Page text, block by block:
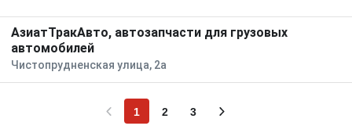
АзиатТракАвто, автозапчасти для грузовых
автомобилей
Чистопрудненская улица, 2а
1 2 3